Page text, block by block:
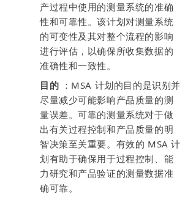
产过程中使用的测量系统的准确
性和可靠性。该计划对测量系统
的可变性及其对整个流程的影响
进行评估，以确保所收集数据的
准确性和一致性。
目的 ：MSA 计划的目的是识别并
尽量减少可能影响产品质量的测
量误差。可靠的测量系统对于做
出有关过程控制和产品质量的明
智决策至关重要。有效的 MSA 计
划有助于确保用于过程控制、能
力研究和产品验证的测量数据准
确可靠。